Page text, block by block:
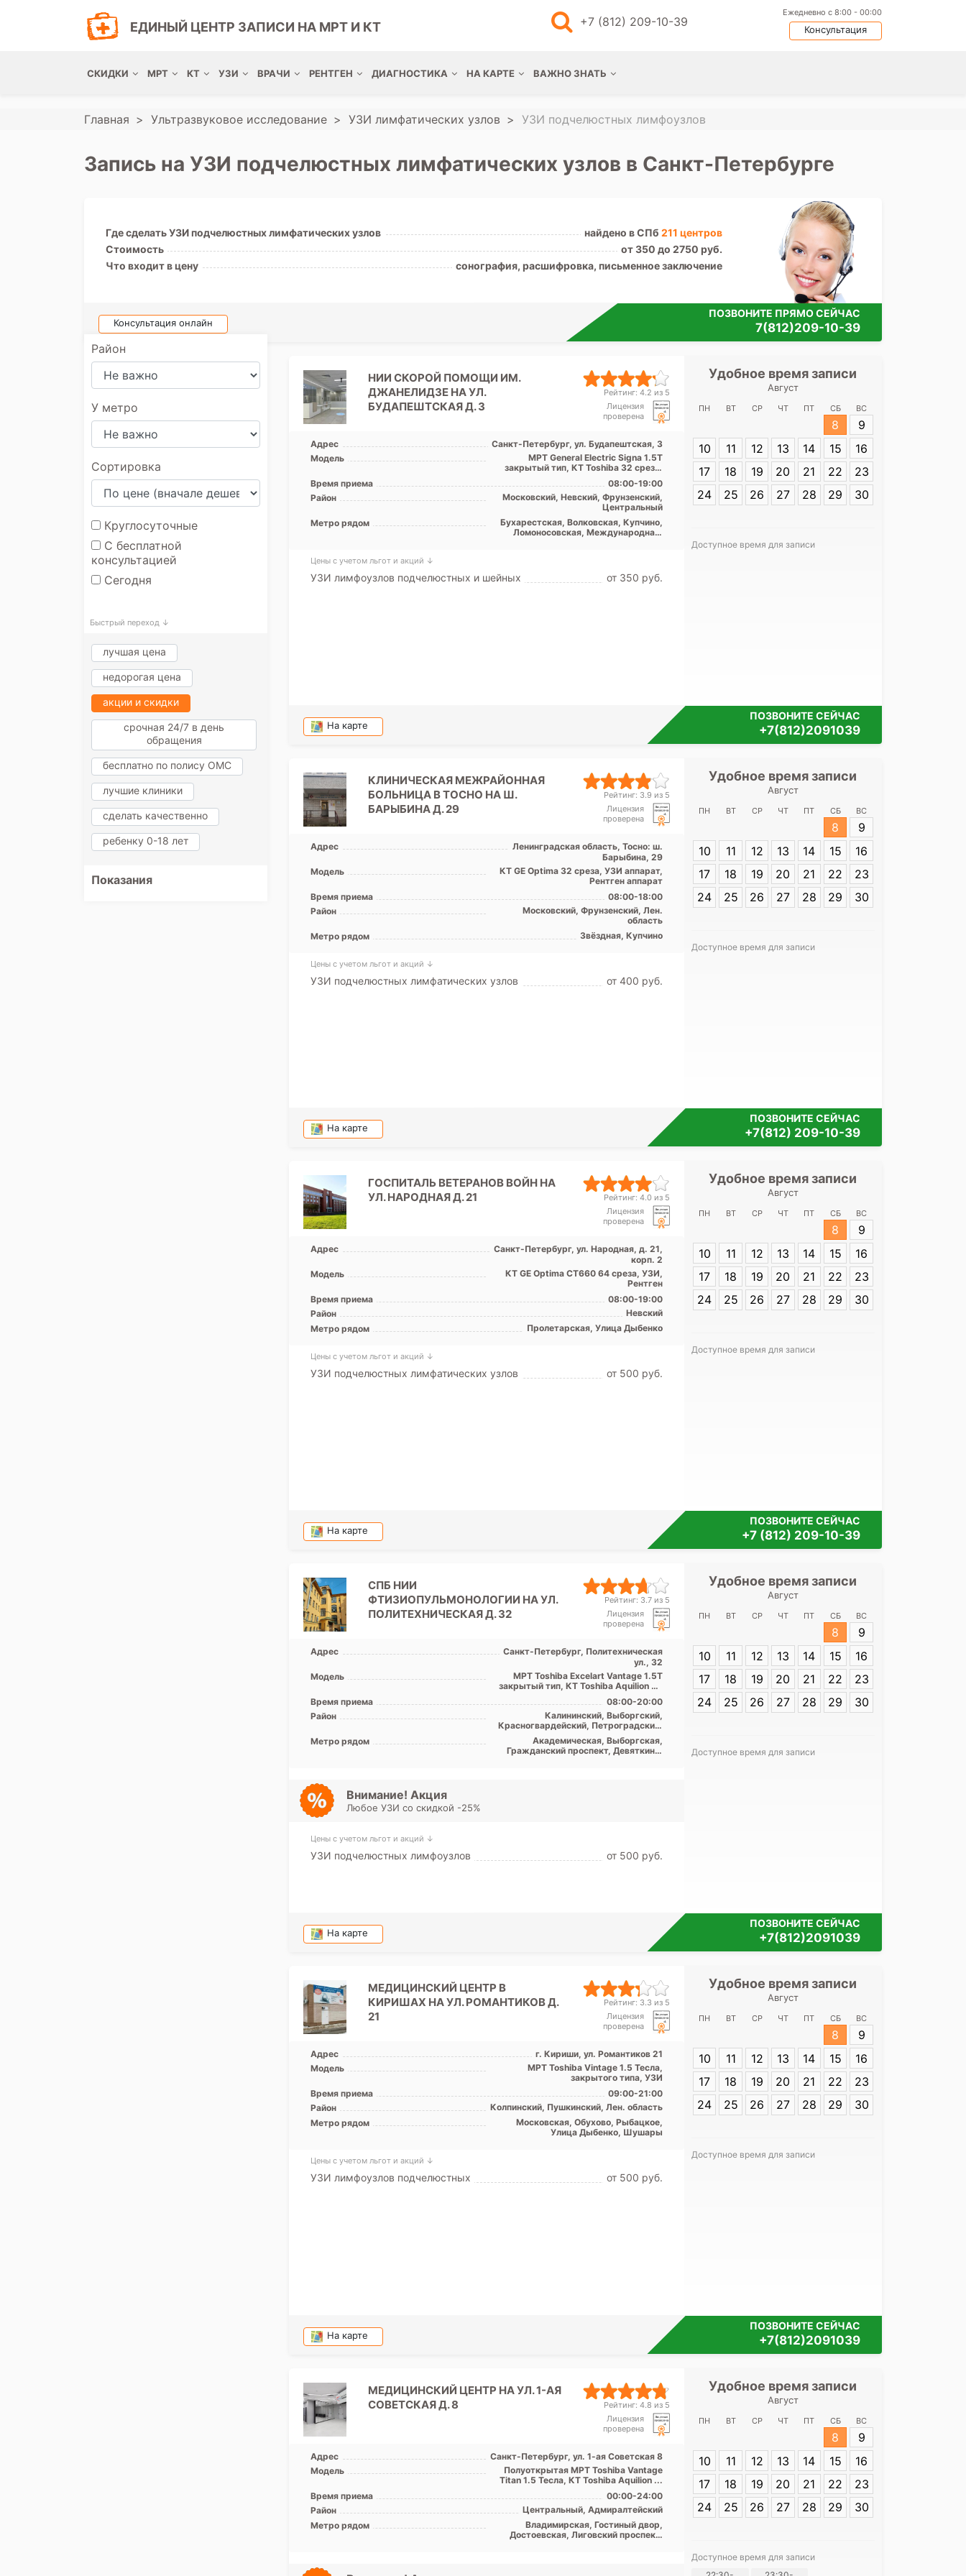
ЕДИНЫЙ ЦЕНТР ЗАПИСИ НА МРТ И КТ +7 (812) 209-10-39
Ежедневно с 8:00 - 00:00
Консультация
СКИДКИ МРТ КТ УЗИ ВРАЧИ РЕНТГЕН ДИАГНОСТИКА НА КАРТЕ ВАЖНО ЗНАТЬ
Главная Ультразвуковое исследование УЗИ лимфатических узлов УЗИ подчелюстных лимфоузлов
Запись на УЗИ подчелюстных лимфатических узлов в Санкт-Петербурге
Где сделать УЗИ подчелюстных лимфатических узлов найдено в СПб 211 центров
Стоимость
от 350 до 2750 руб.
Что входит в цену
сонография, расшифровка, письменное заключение
Консультация онлайн
ПОЗВОНИТЕ ПРЯМО СЕЙЧАС
7(812)209-10-39
Район
У метро
Сортировка
Круглосуточные
С бесплатной
консультацией
Сегодня
Быстрый переход ↓
лучшая цена
недорогая цена
акции и скидки
срочная 24/7 в день
обращения
бесплатно по полису ОМС
лучшие клиники
сделать качественно
ребенку 0-18 лет
Показания
НИИ СКОРОЙ ПОМОЩИ ИМ.
ДЖАНЕЛИДЗЕ НА УЛ.
БУДАПЕШТСКАЯ Д. 3
Рейтинг: 4.2 из 5
Лицензия
проверена
Адрес
Санкт-Петербург, ул. Будапештская, 3
Модель
МРТ General Electric Signa 1.5T
закрытый тип, КТ Toshiba 32 среза,
УЗИ
Время приема
08:00-19:00
Район
Московский, Невский, Фрунзенский,
Центральный
Метро рядом
Бухарестская, Волковская, Купчино,
Ломоносовская, Международная,
Цены с учетом льгот и акций ↓
УЗИ лимфоузлов подчелюстных и шейных от 350 pуб.
Удобное время записи
Август
ПН ВТ СР ЧТ ПТ СБ ВС
8
9
10
11 12 13 14 15
16
17
18 19 20 21 22
23
24
25 26 27 28 29 30
Доступное время для записи
На карте
ПОЗВОНИТЕ СЕЙЧАС
+7(812)2091039
КЛИНИЧЕСКАЯ МЕЖРАЙОННАЯ
БОЛЬНИЦА В ТОСНО НА Ш.
БАРЫБИНА Д. 29
Рейтинг: 3.9 из 5
Лицензия
проверена
Адрес
Ленинградская область, Тосно: ш.
Барыбина, 29
Модель
КТ GE Optima 32 среза, УЗИ аппарат,
Рентген аппарат
Время приема
08:00-18:00
Район
Московский, Фрунзенский, Лен.
область
Метро рядом
Звёздная, Купчино
Цены с учетом льгот и акций ↓
УЗИ подчелюстных лимфатических узлов от 400 pуб.
Удобное время записи
Август
ПН ВТ СР ЧТ ПТ СБ ВС
8
9
10
11 12 13 14 15
16
17
18 19 20 21 22
23
24
25 26 27 28 29 30
Доступное время для записи
На карте
ПОЗВОНИТЕ СЕЙЧАС
+7(812) 209-10-39
ГОСПИТАЛЬ ВЕТЕРАНОВ ВОЙН НА
УЛ. НАРОДНАЯ Д. 21
Рейтинг: 4.0 из 5
Лицензия
проверена
Адрес
Санкт-Петербург, ул. Народная, д. 21,
корп. 2
Модель
КТ GE Optima CT660 64 среза, УЗИ,
Рентген
Время приема
08:00-19:00
Район
Невский
Метро рядом
Пролетарская, Улица Дыбенко
Цены с учетом льгот и акций ↓
УЗИ подчелюстных лимфатических узлов от 500 pуб.
Удобное время записи
Август
ПН ВТ СР ЧТ ПТ СБ ВС
8
9
10
11 12 13 14 15
16
17
18 19 20 21 22
23
24
25 26 27 28 29 30
Доступное время для записи
На карте
ПОЗВОНИТЕ СЕЙЧАС
+7 (812) 209-10-39
СПБ НИИ
ФТИЗИОПУЛЬМОНОЛОГИИ НА УЛ.
ПОЛИТЕХНИЧЕСКАЯ Д. 32
Рейтинг: 3.7 из 5
Лицензия
проверена
Адрес
Санкт-Петербург, Политехническая
ул., 32
Модель
МРТ Toshiba Excelart Vantage 1.5T
закрытый тип, КТ Toshiba Aquilion 32
...
Время приема
08:00-20:00
Район
Калининский, Выборгский,
Красногвардейский, Петроградский,
Приморский
Метро рядом
Академическая, Выборгская,
Гражданский проспект, Девяткино,
Внимание! Акция
Любое УЗИ со скидкой -25%
Цены с учетом льгот и акций ↓
УЗИ подчелюстных лимфоузлов от 500 pуб.
Удобное время записи
Август
ПН ВТ СР ЧТ ПТ СБ ВС
8
9
10
11 12 13 14 15
16
17
18 19 20 21 22
23
24
25 26 27 28 29 30
Доступное время для записи
На карте
ПОЗВОНИТЕ СЕЙЧАС
+7(812)2091039
МЕДИЦИНСКИЙ ЦЕНТР В
КИРИШАХ НА УЛ. РОМАНТИКОВ Д.
21
Рейтинг: 3.3 из 5
Лицензия
проверена
Адрес
г. Кириши, ул. Романтиков 21
Модель
МРТ Toshiba Vintage 1.5 Тесла,
закрытого типа, УЗИ
Время приема
09:00-21:00
Район
Колпинский, Пушкинский, Лен. область
Метро рядом
Московская, Обухово, Рыбацкое,
Улица Дыбенко, Шушары
Цены с учетом льгот и акций ↓
УЗИ лимфоузлов подчелюстных от 500 pуб.
Удобное время записи
Август
ПН ВТ СР ЧТ ПТ СБ ВС
8
9
10
11 12 13 14 15
16
17
18 19 20 21 22
23
24
25 26 27 28 29 30
Доступное время для записи
На карте
ПОЗВОНИТЕ СЕЙЧАС
+7(812)2091039
МЕДИЦИНСКИЙ ЦЕНТР НА УЛ. 1-АЯ
СОВЕТСКАЯ Д. 8
Рейтинг: 4.8 из 5
Лицензия
проверена
Адрес
Санкт-Петербург, ул. 1-ая Советская 8
Модель
Полуоткрытая МРТ Toshiba Vantage
Titan 1.5 Тесла, КТ Toshiba Aquilion ...
Время приема
00:00-24:00
Район
Центральный, Адмиралтейский
Метро рядом
Владимирская, Гостиный двор,
Достоевская, Лиговский проспект,
Удобное время записи
Август
ПН ВТ СР ЧТ ПТ СБ ВС
8
9
10
11 12 13 14 15
16
17
18 19 20 21 22
23
24
25 26 27 28 29 30
Доступное время для записи